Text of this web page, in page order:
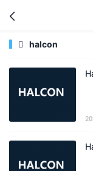

 halcon